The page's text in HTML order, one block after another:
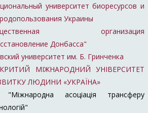
университет биоресурсов и
Украины
организация
Донбасса"
университет им. Б. Гринченка
МІЖНАРОДНИЙ УНІВЕРСИТЕТ
ЛЮДИНИ «УКРАЇНА»
асоціація трансферу